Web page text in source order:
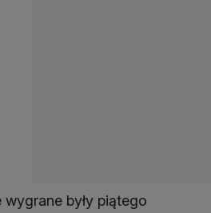
były piątego